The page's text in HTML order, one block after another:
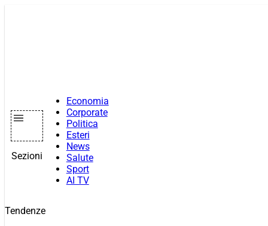
Sezioni
Economia
Corporate
Politica
Esteri
News
Salute
Sport
AI TV
Tendenze